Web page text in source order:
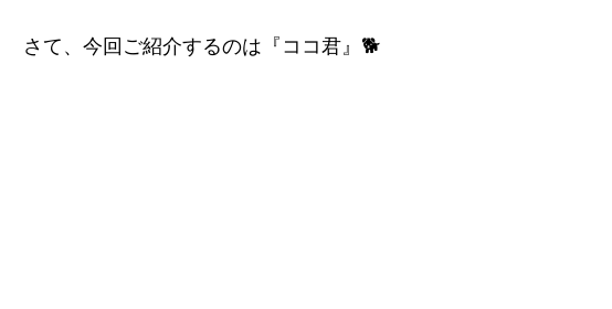
さて、今回ご紹介するのは『ココ君』🐕